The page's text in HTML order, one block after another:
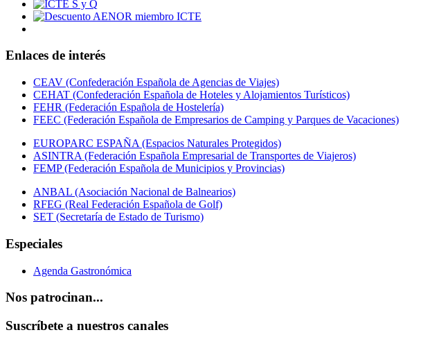
Enlaces de interés
CEAV (Confederación Española de Agencias de Viajes)
CEHAT (Confederación Española de Hoteles y Alojamientos Turísticos)
FEHR (Federación Española de Hostelería)
FEEC (Federación Española de Empresarios de Camping y Parques de Vacaciones)
EUROPARC ESPAÑA (Espacios Naturales Protegidos)
ASINTRA (Federación Española Empresarial de Transportes de Viajeros)
FEMP (Federación Española de Municipios y Provincias)
ANBAL (Asociación Nacional de Balnearios)
RFEG (Real Federación Española de Golf)
SET (Secretaría de Estado de Turismo)
Especiales
Agenda Gastronómica
Nos patrocinan...
Suscríbete a nuestros canales